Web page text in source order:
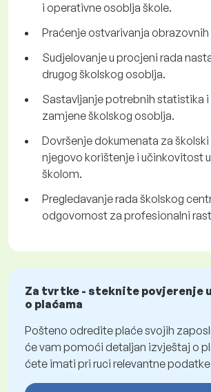
i operativne osoblja škole.
Praćenje ostvarivanja obrazovnih
Sudjelovanje u procjeni rada
drugog školskog osoblja.
Sastavljanje potrebnih statistika i
zamjene školskog osoblja.
Dovršenje dokumenata za
njegovo korištenje i učinkovitost
školom.
Pregledavanje rada školskog
odgovornost za profesionalni
Za tvrtke - steknite povjerenje
o plaćama
Pošteno odredite plaće svojih
će vam pomoći detaljan izvještaj o
ćete imati pri ruci relevantne